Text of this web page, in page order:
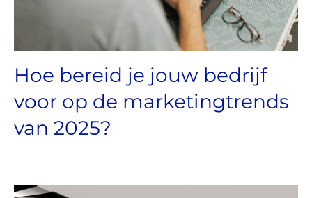
Hoe bereid je jouw bedrijf
voor op de marketingtrends
van 2025?